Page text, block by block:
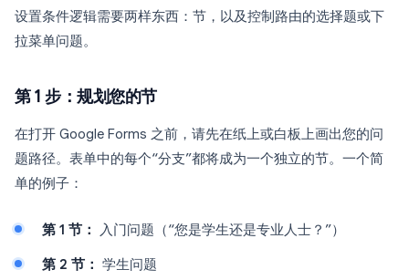
设置条件逻辑需要两样东西：节，以及控制路由的选择题或下
拉菜单问题。
第 1 步：规划您的节
在打开 Google Forms 之前，请先在纸上或白板上画出您的问
题路径。表单中的每个“分支”都将成为一个独立的节。一个简
单的例子：
第 1 节： 入门问题（“您是学生还是专业人士？”）
第 2 节： 学生问题